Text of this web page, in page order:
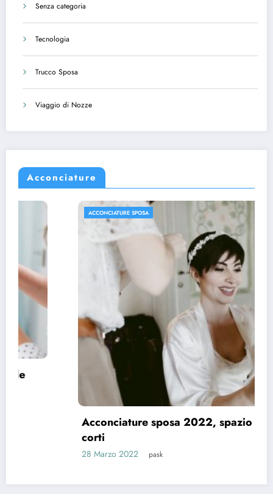
Senza categoria
Tecnologia
Trucco Sposa
Viaggio di Nozze
Acconciature
ACCONCIATURE SPOSA
Acconciature sposa 2022, spazio ai capelli
pask